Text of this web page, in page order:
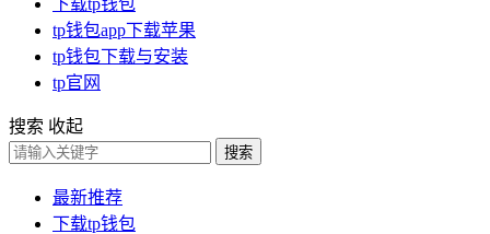
下载tp钱包
tp钱包app下载苹果
tp钱包下载与安装
tp官网
搜索 收起
搜索
最新推荐
下载tp钱包